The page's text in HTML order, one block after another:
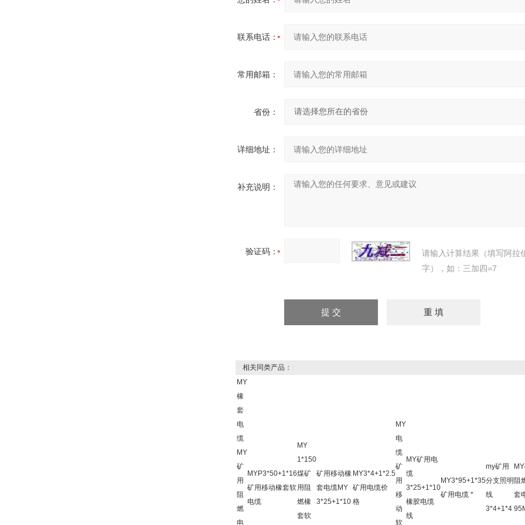
联系电话：
常用邮箱：
省份：
详细地址：
补充说明：
验证码：
请输入计算结果（填写阿拉
字），如：三加四=7
相关同类产品：
MY
橡
套
电
缆
MY
矿
用
阻
燃
电
MYP3*50+1*16
矿用移动橡套软
电缆
MY
1*150
煤矿
用阻
燃橡
套软
矿用移动橡
套电缆MY
3*25+1*10
MY3*4+1*2.5
矿用电缆价
格
MY
电
缆
矿
用
移
动
软
MY矿用电
缆
3*25+1*10
橡胶电缆
线
MY3*95+1*35
矿用电缆 *
my矿用
分支照明
线
3*4+1*4
阻
套